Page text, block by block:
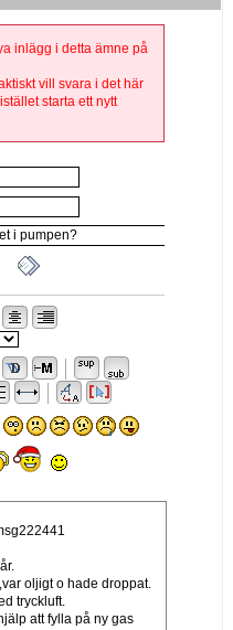
inlägg i detta ämne på
vill svara i det här
starta ett nytt